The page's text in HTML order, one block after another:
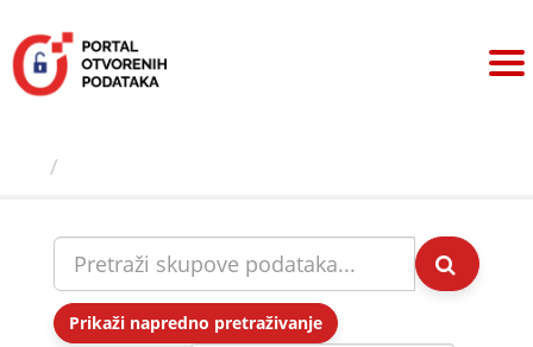
sadržaj
Prikaži napredno pretraživanje